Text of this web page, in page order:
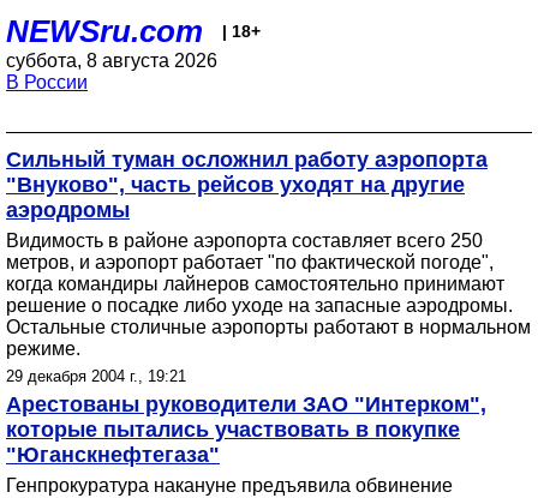
NEWSru.com | 18+
суббота, 8 августа 2026
В России
Сильный туман осложнил работу аэропорта
"Внуково", часть рейсов уходят на другие
аэродромы
Видимость в районе аэропорта составляет всего 250
метров, и аэропорт работает "по фактической погоде",
когда командиры лайнеров самостоятельно принимают
решение о посадке либо уходе на запасные аэродромы.
Остальные столичные аэропорты работают в нормальном
режиме.
29 декабря 2004 г., 19:21
Арестованы руководители ЗАО "Интерком",
которые пытались участвовать в покупке
"Юганскнефтегаза"
Генпрокуратура накануне предъявила обвинение